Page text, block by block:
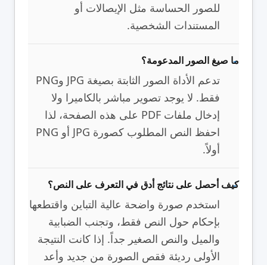
للصور الحساسة مثل الإيصالات أو
المستندات الشخصية.
ما صيغ الصور المدعومة؟
تدعم الأداة الصور الثابتة بصيغة JPG وPNG
فقط. لا يوجد تصوير مباشر بالكاميرا ولا
إدخال ملفات PDF على هذه الصفحة، لذا
احفظ النص المطلوب كصورة JPG أو PNG
أولاً.
كيف أحصل على نتائج أدق في التعرف على النص؟
استخدم صورة واضحة عالية التباين واقتطعها
بإحكام حول النص فقط، وتجنب الضبابية
والميل والنص الصغير جداً. إذا كانت النتيجة
الأولى رديئة فقص الصورة من جديد وأعد